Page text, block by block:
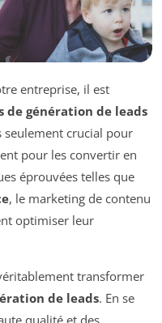
entreprise, il est
de génération de leads
seulement crucial pour
pour les convertir en
éprouvées telles que
, le marketing de contenu
optimiser leur
transformer
de leads. En se
qualité et des